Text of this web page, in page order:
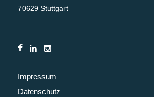
70629 Stuttgart
Impressum
Datenschutz